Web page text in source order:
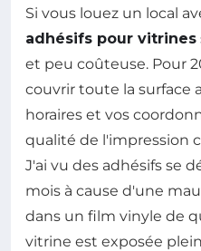
Si vous louez un local
adhésifs pour vitrines
et peu coûteuse. Pour
couvrir toute la surface
horaires et vos
qualité de l'impression
J'ai vu des adhésifs se
mois à cause d'une
dans un film vinyle de
vitrine est exposée